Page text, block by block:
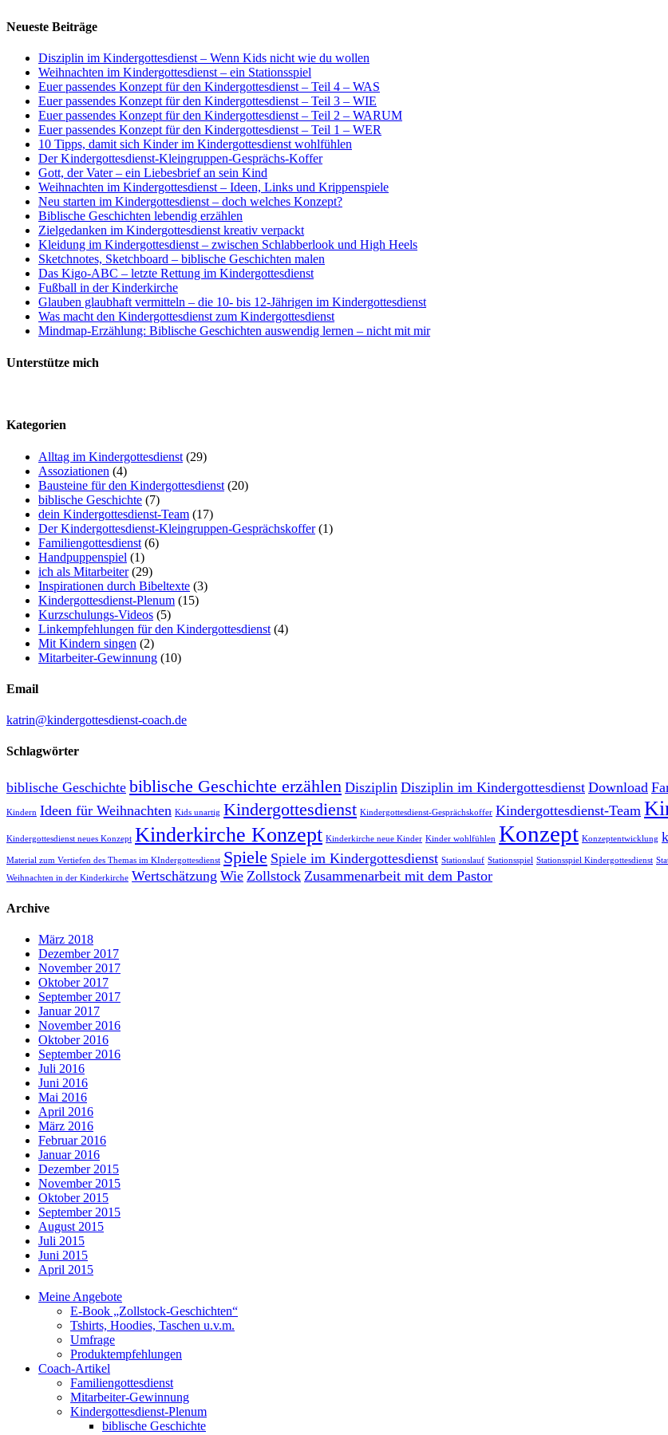
Neueste Beiträge
Disziplin im Kindergottesdienst – Wenn Kids nicht wie du wollen
Weihnachten im Kindergottesdienst – ein Stationsspiel
Euer passendes Konzept für den Kindergottesdienst – Teil 4 – WAS
Euer passendes Konzept für den Kindergottesdienst – Teil 3 – WIE
Euer passendes Konzept für den Kindergottesdienst – Teil 2 – WARUM
Euer passendes Konzept für den Kindergottesdienst – Teil 1 – WER
10 Tipps, damit sich Kinder im Kindergottesdienst wohlfühlen
Der Kindergottesdienst-Kleingruppen-Gesprächs-Koffer
Gott, der Vater – ein Liebesbrief an sein Kind
Weihnachten im Kindergottesdienst – Ideen, Links und Krippenspiele
Neu starten im Kindergottesdienst – doch welches Konzept?
Biblische Geschichten lebendig erzählen
Zielgedanken im Kindergottesdienst kreativ verpackt
Kleidung im Kindergottesdienst – zwischen Schlabberlook und High Heels
Sketchnotes, Sketchboard – biblische Geschichten malen
Das Kigo-ABC – letzte Rettung im Kindergottesdienst
Fußball in der Kinderkirche
Glauben glaubhaft vermitteln – die 10- bis 12-Jährigen im Kindergottesdienst
Was macht den Kindergottesdienst zum Kindergottesdienst
Mindmap-Erzählung: Biblische Geschichten auswendig lernen – nicht mit mir
Unterstütze mich
Kategorien
Alltag im Kindergottesdienst (29)
Assoziationen (4)
Bausteine für den Kindergottesdienst (20)
biblische Geschichte (7)
dein Kindergottesdienst-Team (17)
Der Kindergottesdienst-Kleingruppen-Gesprächskoffer(1)
Familiengottesdienst (6)
Handpuppenspiel (1)
ich als Mitarbeiter(29)
Inspirationen durch Bibeltexte (3)
Kindergottesdienst-Plenum (15)
Kurzschulungs-Videos (5)
Linkempfehlungen für den Kindergottesdienst (4)
Mit Kindern singen (2)
Mitarbeiter-Gewinnung (10)
Email
katrin@kindergottesdienst-coach.de
Schlagwörter
biblische Geschichte biblische Geschichte erzählen Disziplin Disziplin im Kindergottesdienst Download
Kindern Ideen für Weihnachten Kids unartig Kindergottesdienst Kindergottesdienst-Gesprächskoffer Kindergottesdienst-Team
Kindergottesdienst neues Konzept Kinderkirche Konzept Kinderkirche neue Kinder Kinder wohlfühlen Konzept Konzeptentwicklung
Material zum Vertiefen des Themas im KIndergottesdienst Spiele Spiele im Kindergottesdienst Stationslauf Stationsspiel Stationsspiel Kindergottesdienst
Weihnachten in der Kinderkirche Wertschätzung Wie Zollstock Zusammenarbeit mit dem Pastor
Archive
März 2018
Dezember 2017
November 2017
Oktober 2017
September 2017
Januar 2017
November 2016
Oktober 2016
September 2016
Juli 2016
Juni 2016
Mai 2016
April 2016
März 2016
Februar 2016
Januar 2016
Dezember 2015
November 2015
Oktober 2015
September 2015
August 2015
Juli 2015
Juni 2015
April 2015
Meine Angebote
E-Book „Zollstock-Geschichten“
Tshirts, Hoodies, Taschen u.v.m.
Umfrage
Produktempfehlungen
Coach-Artikel
Familiengottesdienst
Mitarbeiter-Gewinnung
Kindergottesdienst-Plenum
biblische Geschichte